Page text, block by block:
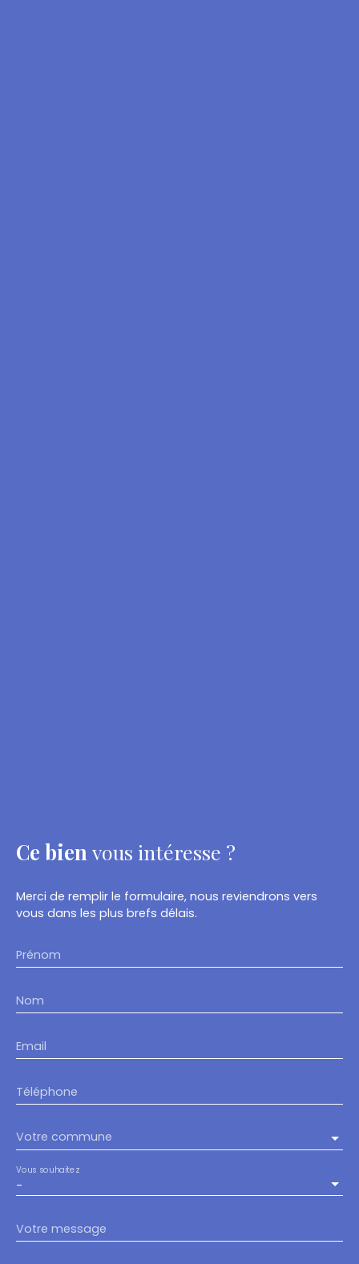
Ce bien vous intéresse ?
Merci de remplir le formulaire, nous reviendrons vers
vous dans les plus brefs délais.
Prénom
Nom
Email
Téléphone
Votre commune
-
Vous souhaitez
Votre message